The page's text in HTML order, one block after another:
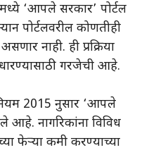
‘आपले सरकार’ पोर्टल
पोर्टलवरील कोणतीही
नाही. ही प्रक्रिया
गरजेची आहे.
2015 नुसार ‘आपले
आहे. नागरिकांना विविध
फेऱ्या कमी करण्याच्या